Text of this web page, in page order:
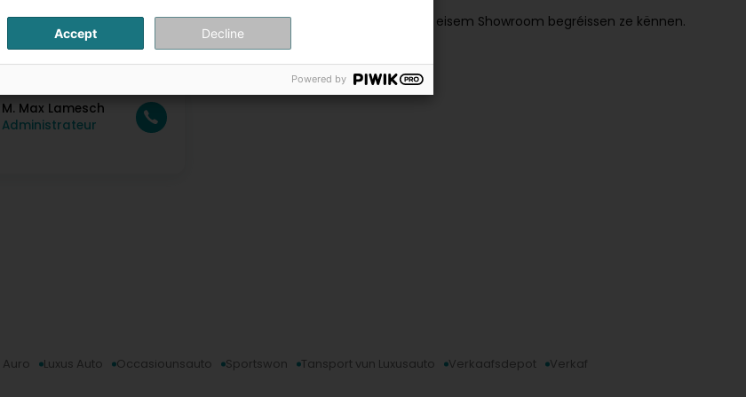
eis net nëmme virtuell. Eis Equipe freet sech Iech zu all Moment an eisem Showroom begréissen ze kënnen.
M. Max Lamesch
Administrateur
Luxus Auto Occasiounsauto Sportswon Tansport vun Luxusauto Verkaafsdepot Verkaf
Accept Decline
Powered by